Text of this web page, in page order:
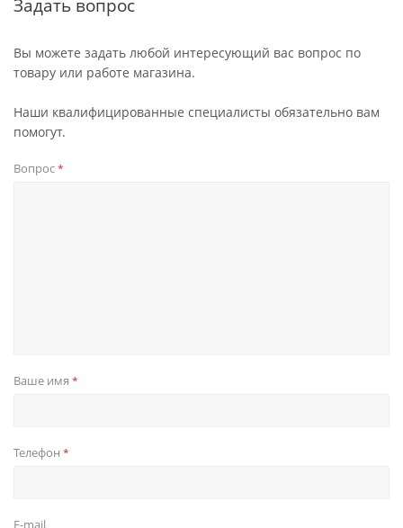
Задать вопрос
Вы можете задать любой интересующий вас вопрос по
товару или работе магазина.
Наши квалифицированные специалисты обязательно вам
помогут.
Вопрос*
Ваше имя *
Телефон *
E-mail